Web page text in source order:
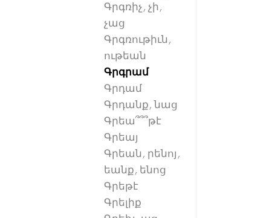
Գրգռիչ, չի,
չաց
Գրգռութիւն,
ութեան
Գրգրամ
Գրդամ
Գրդանք, նաց
Գրեա՞՞՞թէ
Գրեայ
Գրեան, րենոյ,
եանք, ենոց
Գրեթէ
Գրելիք